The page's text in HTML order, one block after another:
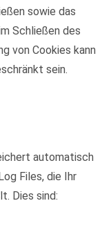
sowie das
Schließen des
von Cookies kann
sein.
automatisch
Files, die Ihr
Dies sind: